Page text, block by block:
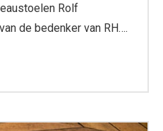
Rolf
de bedenker van RH….